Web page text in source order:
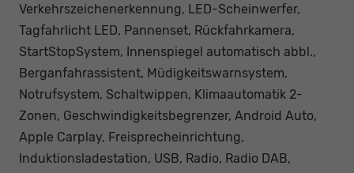
Verkehrszeichenerkennung, LED-Scheinwerfer,
Tagfahrlicht LED, Pannenset, Rückfahrkamera,
StartStopSystem, Innenspiegel automatisch abbl.,
Berganfahrassistent, Müdigkeitswarnsystem,
Notrufsystem, Schaltwippen, Klimaautomatik 2-
Zonen, Geschwindigkeitsbegrenzer, Android Auto,
Apple Carplay, Freisprecheinrichtung,
Induktionsladestation, USB, Radio, Radio DAB,